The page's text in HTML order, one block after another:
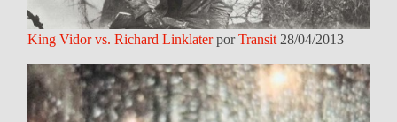
King Vidor vs. Richard LinklaterporTransit 28/04/2013